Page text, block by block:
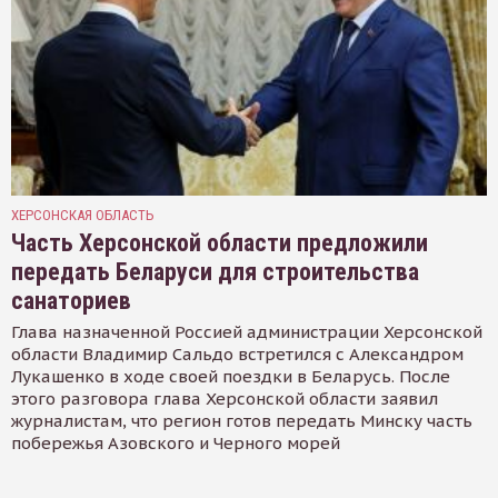
ХЕРСОНСКАЯ ОБЛАСТЬ
Часть Херсонской области предложили
передать Беларуси для строительства
санаториев
Глава назначенной Россией администрации Херсонской
области Владимир Сальдо встретился с Александром
Лукашенко в ходе своей поездки в Беларусь. После
этого разговора глава Херсонской области заявил
журналистам, что регион готов передать Минску часть
побережья Азовского и Черного морей